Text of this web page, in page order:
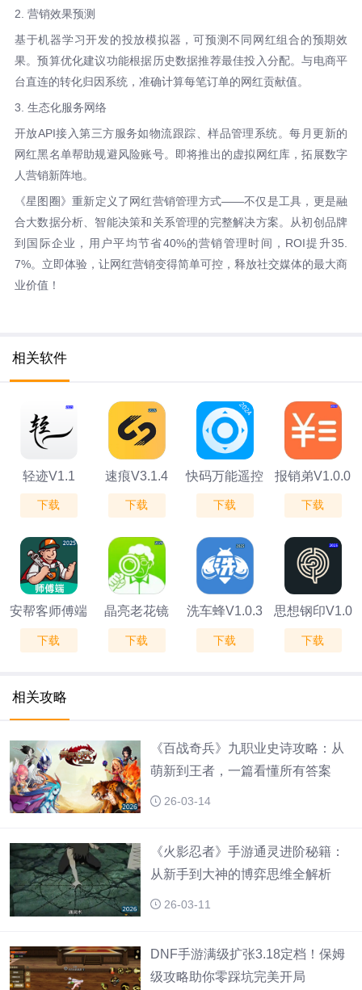
2. 营销效果预测
基于机器学习开发的投放模拟器，可预测不同网红组合的预期效
果。预算优化建议功能根据历史数据推荐最佳投入分配。与电商平
台直连的转化归因系统，准确计算每笔订单的网红贡献值。
3. 生态化服务网络
开放API接入第三方服务如物流跟踪、样品管理系统。每月更新的
网红黑名单帮助规避风险账号。即将推出的虚拟网红库，拓展数字
人营销新阵地。
《星图圈》重新定义了网红营销管理方式——不仅是工具，更是融
合大数据分析、智能决策和关系管理的完整解决方案。从初创品牌
到国际企业，用户平均节省40%的营销管理时间，ROI提升35.
7%。立即体验，让网红营销变得简单可控，释放社交媒体的最大商
业价值！
相关软件
轻迹V1.1
下载
速痕V3.1.4
下载
快码万能遥控
器v2.3.8
下载
报销弟V1.0.0
下载
安帮客师傅端
V1.9.0
下载
晶亮老花镜
V2.0.1
下载
洗车蜂V1.0.3
下载
思想钢印V1.0
下载
相关攻略
《百战奇兵》九职业史诗攻略：从
萌新到王者，一篇看懂所有答案
26-03-14
《火影忍者》手游通灵进阶秘籍：
从新手到大神的博弈思维全解析
26-03-11
DNF手游满级扩张3.18定档！保姆
级攻略助你零踩坑完美开局